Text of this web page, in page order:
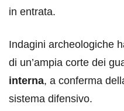
in entrata.
Indagini archeologiche
di un’ampia corte dei
interna, a conferma
sistema difensivo.